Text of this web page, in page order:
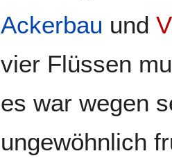
Ackerbau und
vier Flüssen
es war wegen
ungewöhnlich